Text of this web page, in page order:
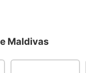
Maldivas